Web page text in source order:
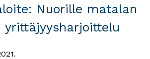
Nuorille matalan
yrittäjyysharjoittelu